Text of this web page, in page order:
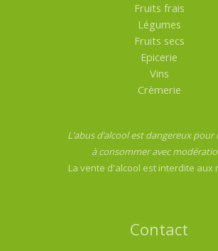
Fruits frais
Légumes
Fruits secs
Epicerie
Vins
Crèmerie
L’abus d’alcool est dangereux pour
à consommer avec
La vente d'alcool est interdite aux
Contact